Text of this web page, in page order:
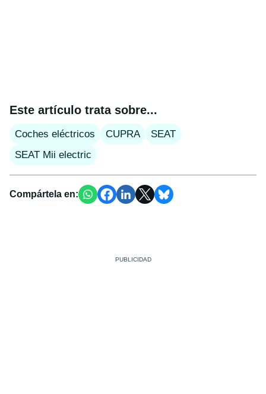
Este artículo trata sobre...
Coches eléctricos CUPRA
SEAT
SEAT Mii electric
Compártela en: